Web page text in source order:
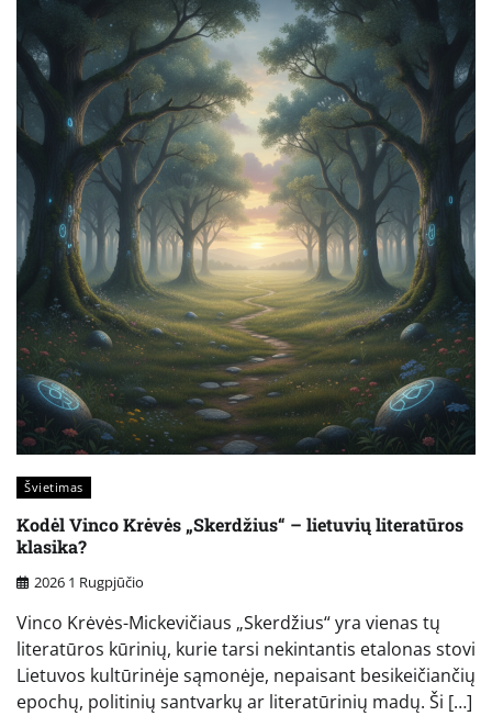
Švietimas
Kodėl Vinco Krėvės „Skerdžius“ – lietuvių literatūros
klasika?
2026 1 Rugpjūčio
Vinco Krėvės-Mickevičiaus „Skerdžius“ yra vienas tų
literatūros kūrinių, kurie tarsi nekintantis etalonas stovi
Lietuvos kultūrinėje sąmonėje, nepaisant besikeičiančių
epochų, politinių santvarkų ar literatūrinių madų. Ši […]